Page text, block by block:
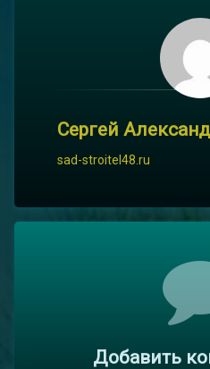
Сергей
sad-stroitel48.ru
Добавить